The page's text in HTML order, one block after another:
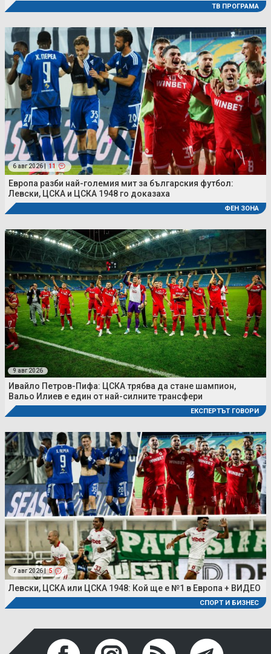
ТВ ПРОГРАМА
6 авг 2026 | 11
Европа разби най-големия мит за българския футбол:
Левски, ЦСКА и ЦСКА 1948 го доказаха
ФЕН ЗОНА
9 авг 2026
Ивайло Петров-Пифа: ЦСКА трябва да стане шампион,
Вальо Илиев е един от най-силните трансфери
ЕКСПЕРТЪТ ГОВОРИ
7 авг 2026 | 5
Левски, ЦСКА или ЦСКА 1948: Кой ще е №1 в Европа + ВИДЕО
СПОРТ И БИЗНЕС